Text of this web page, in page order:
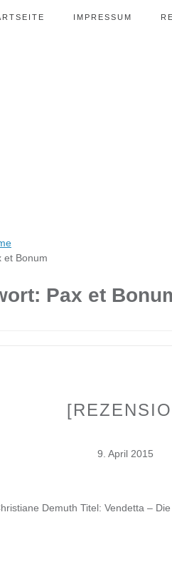
IMPRESSUM
et Bonum
Pax et
9. April 2015
Demuth Titel: Vendetta –